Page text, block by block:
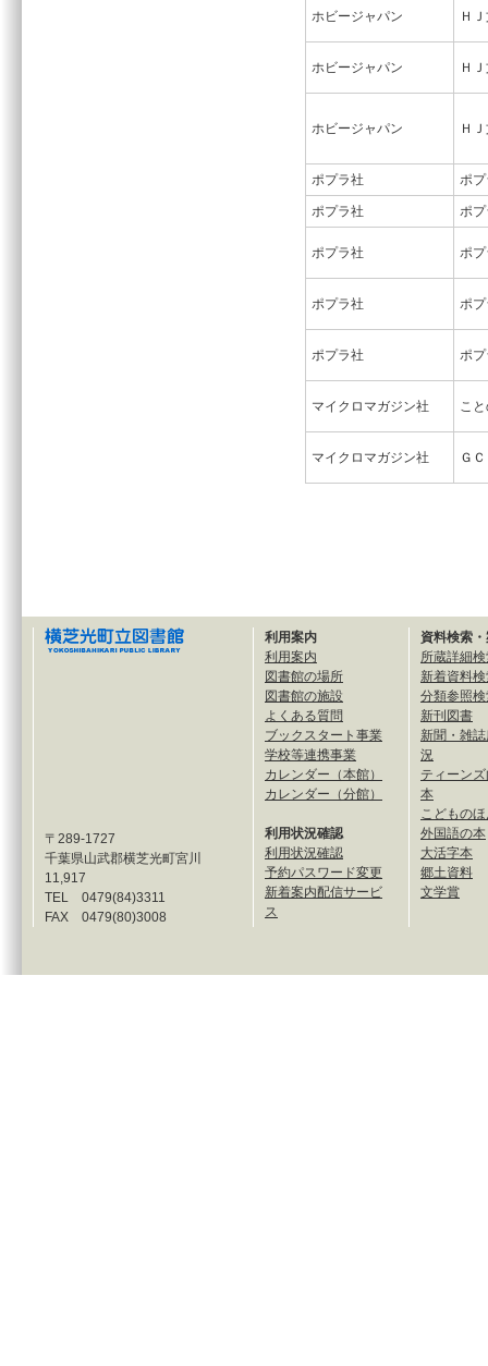
ホビージャパン Ｈ
ホビージャパン Ｈ
ホビージャパン Ｈ
ポプラ社 ポ
ポプラ社 ポ
ポプラ社 ポ
ポプラ社 ポ
ポプラ社 ポ
マイクロマガジン社 こ
マイクロマガジン社 Ｇ
〒289-1727
千葉県山武郡横芝光町宮川
11,917
TEL 0479(84)3311
FAX 0479(80)3008
利用案内
利用案内
図書館の場所
図書館の施設
よくある質問
ブックスタート事業
学校等連携事業
カレンダー（本館）
カレンダー（分館）
利用状況確認
利用状況確認
予約パスワード変更
新着案内配信サービ
ス
資料検索
所蔵詳細
新着資料
分類参照
新刊図書
新聞・雑
況
ティーン
本
こどもの
外国語の本
大活字本
郷土資料
文学賞